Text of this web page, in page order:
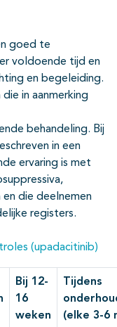
goed te
voldoende tijd en
en begeleiding.
in aanmerking
behandeling. Bij
in een
ervaring is met
die deelnemen
registers.
(upadacitinib)
Bij 12-
16
weken
Tijdens
(elke 3-6